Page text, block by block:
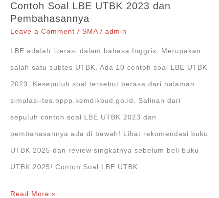
Contoh Soal LBE UTBK 2023 dan
Pembahasannya
Leave a Comment /SMA/admin
LBE adalah literasi dalam bahasa Inggris. Merupakan
salah satu subtes UTBK. Ada 10 contoh soal LBE UTBK
2023. Kesepuluh soal tersebut berasa dari halaman
simulasi-tes.bppp.kemdikbud.go.id. Salinan dari
sepuluh contoh soal LBE UTBK 2023 dan
pembahasannya ada di bawah! Lihat rekomendasi buku
UTBK 2025 dan review singkatnya sebelum beli buku
UTBK 2025! Contoh Soal LBE UTBK
Contoh
Read More »